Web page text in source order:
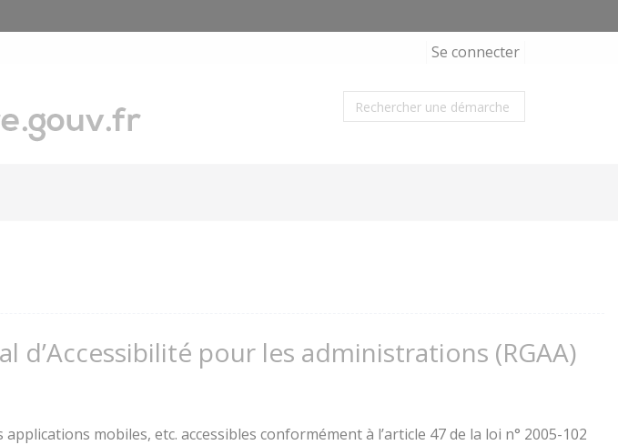
Se connecter
d’Accessibilité pour les administrations (RGAA)
mobiles, etc. accessibles conformément à l’article 47 de la loi n° 2005-102